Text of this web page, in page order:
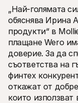
„Най-голямата
обяснява Ирина
продукти“ в
плащане Wero
доверие. За да
съответства на
финтех
откажат от
които използват